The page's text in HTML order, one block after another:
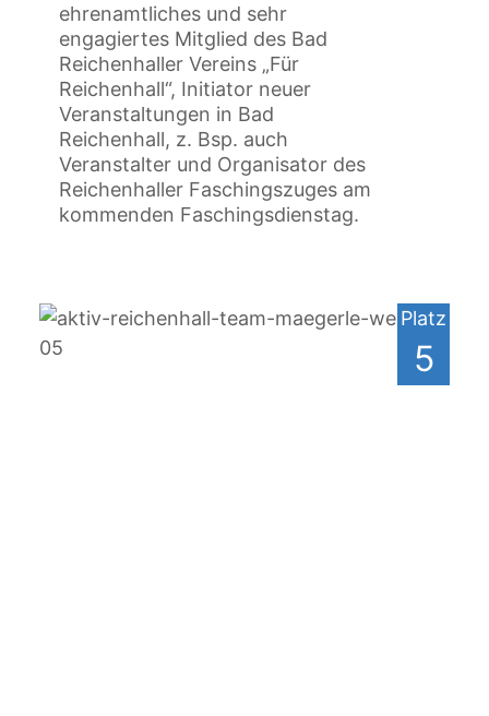
ehrenamtliches und sehr
engagiertes Mitglied des Bad
Reichenhaller Vereins „Für
Reichenhall“, Initiator neuer
Veranstaltungen in Bad
Reichenhall, z. Bsp. auch
Veranstalter und Organisator des
Reichenhaller Faschingszuges am
kommenden Faschingsdienstag.
Platz
5